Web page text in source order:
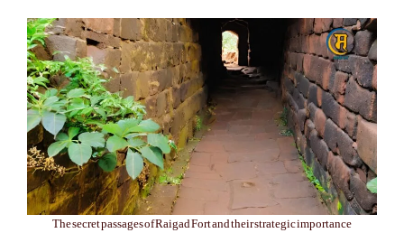
The secret passages of Raigad Fort and their strategic importance